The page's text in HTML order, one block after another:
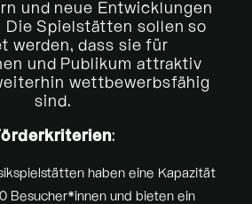
und neue Entwicklungen
Die Spielstätten sollen so
werden, dass sie für
und Publikum attraktiv
wettbewerbsfähig
sind.
:
haben eine Kapazität
Besucher*innen und bieten ein